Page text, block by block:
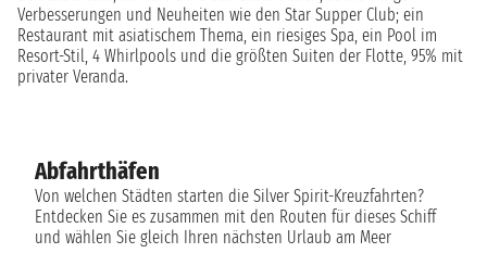
Abfahrthäfen
Von welchen Städten starten die Silver Spirit-Kreuzfahrten?
Entdecken Sie es zusammen mit den Routen für dieses Schiff
und wählen Sie gleich Ihren nächsten Urlaub am Meer
Verbesserungen und Neuheiten wie den Star Supper Club; ein
Restaurant mit asiatischem Thema, ein riesiges Spa, ein Pool im
Resort-Stil, 4 Whirlpools und die größten Suiten der Flotte, 95% mit
privater Veranda.